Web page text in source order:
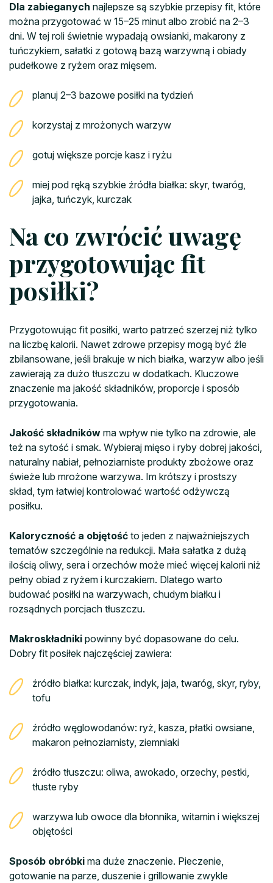
Dla zabieganych najlepsze są szybkie przepisy fit, które
można przygotować w 15–25 minut albo zrobić na 2–3
dni. W tej roli świetnie wypadają owsianki, makarony z
tuńczykiem, sałatki z gotową bazą warzywną i obiady
pudełkowe z ryżem oraz mięsem.
planuj 2–3 bazowe posiłki na tydzień
korzystaj z mrożonych warzyw
gotuj większe porcje kasz i ryżu
miej pod ręką szybkie źródła białka: skyr, twaróg,
jajka, tuńczyk, kurczak
Na co zwrócić uwagę
przygotowując fit
posiłki?
Przygotowując fit posiłki, warto patrzeć szerzej niż tylko
na liczbę kalorii. Nawet zdrowe przepisy mogą być źle
zbilansowane, jeśli brakuje w nich białka, warzyw albo jeśli
zawierają za dużo tłuszczu w dodatkach. Kluczowe
znaczenie ma jakość składników, proporcje i sposób
przygotowania.
Jakość składników ma wpływ nie tylko na zdrowie, ale
też na sytość i smak. Wybieraj mięso i ryby dobrej jakości,
naturalny nabiał, pełnoziarniste produkty zbożowe oraz
świeże lub mrożone warzywa. Im krótszy i prostszy
skład, tym łatwiej kontrolować wartość odżywczą
posiłku.
Kaloryczność a objętość to jeden z najważniejszych
tematów szczególnie na redukcji. Mała sałatka z dużą
ilością oliwy, sera i orzechów może mieć więcej kalorii niż
pełny obiad z ryżem i kurczakiem. Dlatego warto
budować posiłki na warzywach, chudym białku i
rozsądnych porcjach tłuszczu.
Makroskładniki powinny być dopasowane do celu.
Dobry fit posiłek najczęściej zawiera:
źródło białka: kurczak, indyk, jaja, twaróg, skyr, ryby,
tofu
źródło węglowodanów: ryż, kasza, płatki owsiane,
makaron pełnoziarnisty, ziemniaki
źródło tłuszczu: oliwa, awokado, orzechy, pestki,
tłuste ryby
warzywa lub owoce dla błonnika, witamin i większej
objętości
Sposób obróbki ma duże znaczenie. Pieczenie,
gotowanie na parze, duszenie i grillowanie zwykle